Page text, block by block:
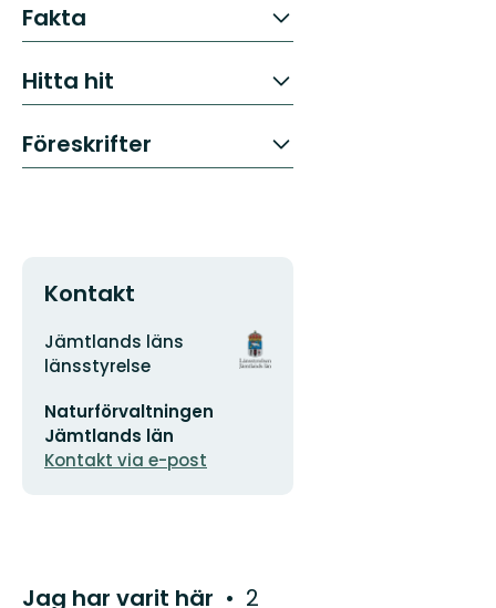
Fakta
Hitta hit
Föreskrifter
Kontakt
Adress
Jämtlands läns
länsstyrelse
postadress
Naturförvaltningen
Jämtlands län
Kontakt via e-post
Organisationens
logotyp
Jag har varit här 2